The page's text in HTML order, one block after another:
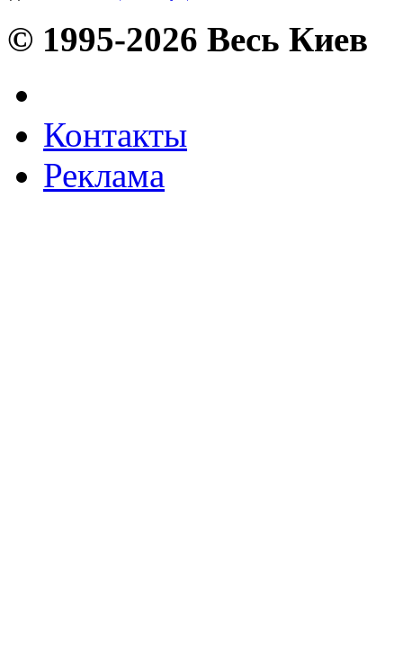
© 1995-2026 Весь Киев
Контакты
Реклама